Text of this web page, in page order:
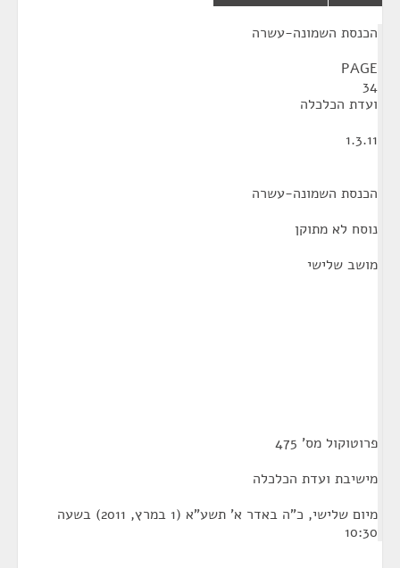
הכנסת השמונה-עשרה
PAGE
34
ועדת הכלכלה
1.3.11
הכנסת השמונה-עשרה
נוסח לא מתוקן
מושב שלישי
פרוטוקול מס' 475
מישיבת ועדת הכלכלה
מיום שלישי, כ"ה באדר א' תשע"א (1 במרץ, 2011) בשעה
10:30